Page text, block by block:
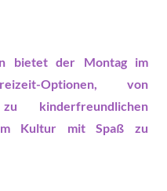
bietet der Montag im
-Optionen, von
kinderfreundlichen
Kultur mit Spaß zu